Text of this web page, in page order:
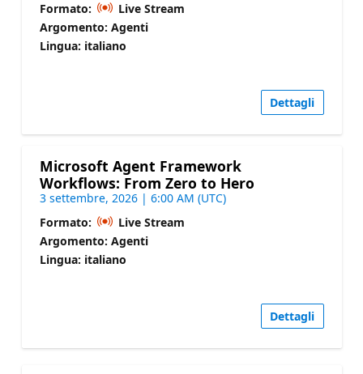
Formato:
Live Stream
Argomento: Agenti
Lingua: italiano
Dettagli
Microsoft Agent Framework
Workflows: From Zero to Hero
3 settembre, 2026 | 6:00 AM (UTC)
Formato:
Live Stream
Argomento: Agenti
Lingua: italiano
Dettagli